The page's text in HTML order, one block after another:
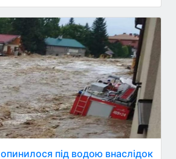
під водою внаслідок